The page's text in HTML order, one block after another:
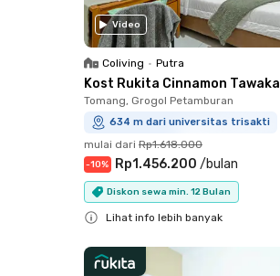
Video
Coliving • Putra
Kost Rukita Cinnamon Tawakal
Tomang, Grogol Petamburan
634 m dari universitas trisakti
mulai dari Rp1.618.000
-10% Rp1.456.200 /bulan
Diskon sewa min. 12 Bulan
Lihat info lebih banyak